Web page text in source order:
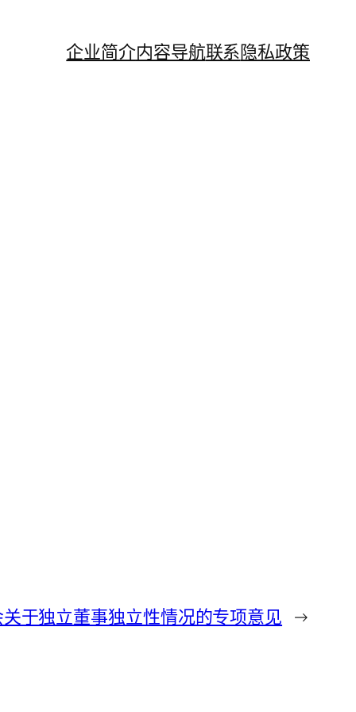
企业简介内容导航联系隐私政策
于独立董事独立性情况的专项意见 →